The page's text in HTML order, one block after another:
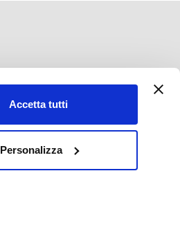
Accetta tutti
Personalizza